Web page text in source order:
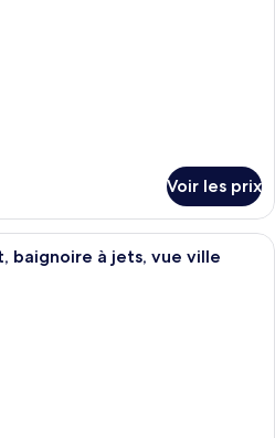
Voir les prix
Une chambre d’hôtel moderne
baignoire à jets, vue ville